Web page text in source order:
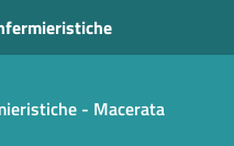
- Macerata